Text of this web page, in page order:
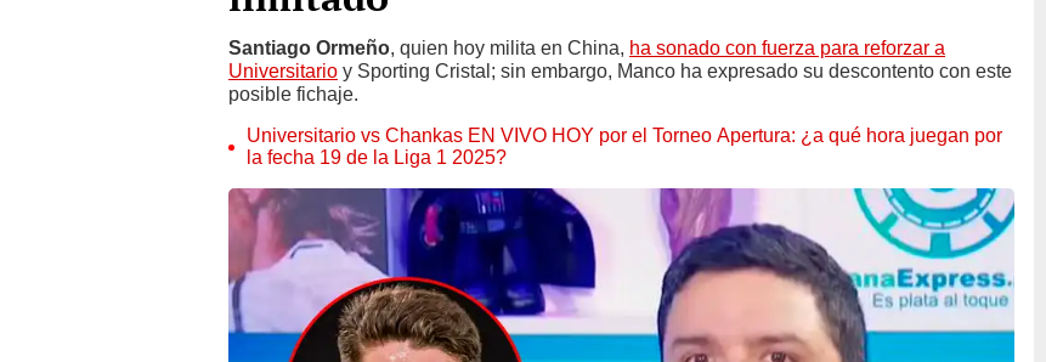
Santiago Ormeño, quien hoy milita en China, ha sonado con fuerza para reforzar a
Universitario y Sporting Cristal; sin embargo, Manco ha expresado su descontento con este
posible fichaje.
Universitario vs Chankas EN VIVO HOY por el Torneo Apertura: ¿a qué hora juegan por
la fecha 19 de la Liga 1 2025?